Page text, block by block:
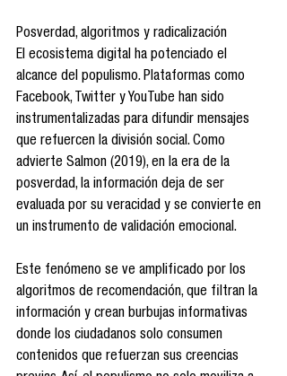
Posverdad, algoritmos y radicalización
El ecosistema digital ha potenciado el
alcance del populismo. Plataformas como
Facebook, Twitter y YouTube han sido
instrumentalizadas para difundir mensajes
que refuercen la división social. Como
advierte Salmon (2019), en la era de la
posverdad, la información deja de ser
evaluada por su veracidad y se convierte en
un instrumento de validación emocional.
Este fenómeno se ve amplificado por los
algoritmos de recomendación, que filtran la
información y crean burbujas informativas
donde los ciudadanos solo consumen
contenidos que refuerzan sus creencias